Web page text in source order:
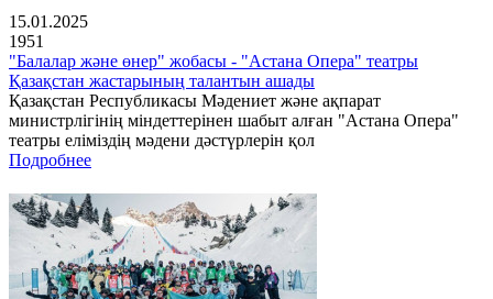
15.01.2025
1951
"Балалар және өнер" жобасы - "Астана Опера" театры
Қазақстан жастарының талантын ашады
Қазақстан Республикасы Мәдениет және ақпарат
министрлігінің міндеттерінен шабыт алған "Астана Опера"
театры еліміздің мәдени дәстүрлерін қол
Подробнее